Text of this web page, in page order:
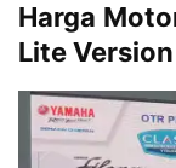
Harga
Lite Version